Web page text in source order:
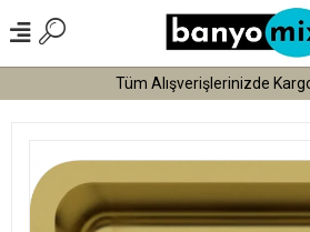
Tüm Alışverişlerinizde